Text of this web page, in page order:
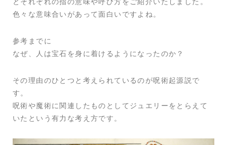
色々な意味合いがあって面白いですよね。
参考までに
なぜ、人は宝石を身に着けるようになったのか？
その理由のひとつと考えられているのが呪術起源説で
す。
呪術や魔術に関連したものとしてジュエリーをとらえて
いたという有力な考え方です。